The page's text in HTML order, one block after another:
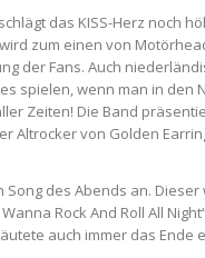
das KISS-Herz noch
zum einen von
der Fans. Auch
spielen, wenn man in den
Zeiten! Die Band
Altrocker von Golden
des Abends an. Dieser
Rock And Roll All
auch immer das Ende